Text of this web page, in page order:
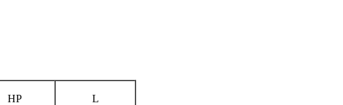
HP L